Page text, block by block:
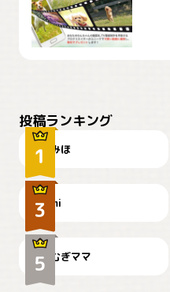
投稿ランキング
みほ
可愛い？
mi
🌻とむぎ！
むぎママ